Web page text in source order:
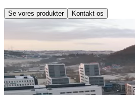
Se vores produkter Kontakt os